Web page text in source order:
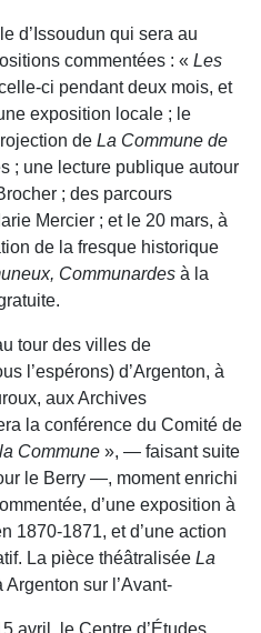
d’Issoudun qui sera au
commentées : « Les
ci pendant deux mois, et
exposition locale ; le
de La Commune de
; une lecture publique autour
; des parcours
Mercier ; et le 20 mars, à
de la fresque historique
Communardes à la
tour des villes de
l’espérons) d’Argenton, à
aux Archives
la conférence du Comité de
Commune », — faisant suite
le Berry —, moment enrichi
d’une exposition à
1870-1871, et d’une action
La pièce théâtralisée La
sur l’Avant-
avril, le Centre d’Études